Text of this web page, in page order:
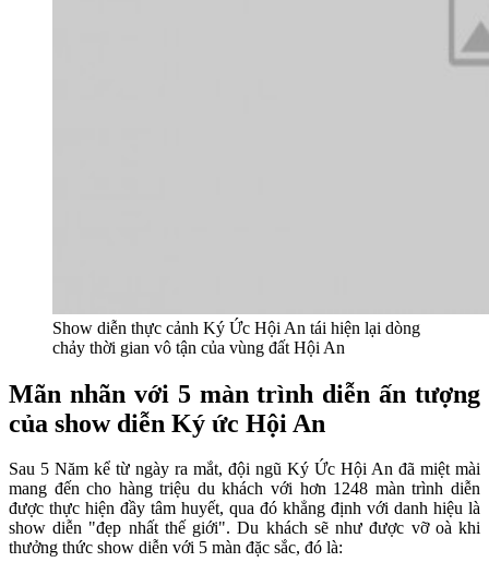
Show diễn thực cảnh Ký Ức Hội An tái hiện lại dòng
chảy thời gian vô tận của vùng đất Hội An
Mãn nhãn với 5 màn trình diễn ấn tượng
của show diễn Ký ức Hội An
Sau 5 Năm kể từ ngày ra mắt, đội ngũ Ký Ức Hội An đã miệt mài
mang đến cho hàng triệu du khách với hơn 1248 màn trình diễn
được thực hiện đầy tâm huyết, qua đó khẳng định với danh hiệu là
show diễn "đẹp nhất thế giới". Du khách sẽ như được vỡ oà khi
thưởng thức show diễn với 5 màn đặc sắc, đó là: